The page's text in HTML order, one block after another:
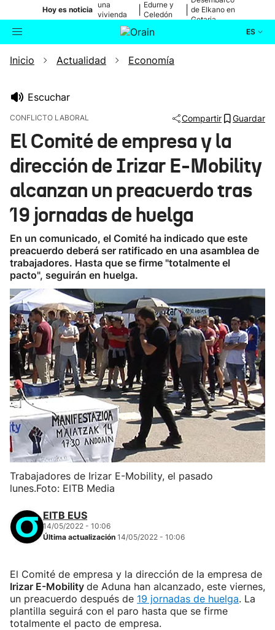
Hoy es noticia
una
vivienda
de Bilbao
Edurne y
Celedón
de Elkano en
Getaria
ES
Buscador Actualidad
Ikusmiran
Eguraldia
Inicio Actualidad Economía
Escuchar
CONFLICTO LABORAL Compartir Guardar
El Comité de empresa y la
dirección de Irizar E-Mobility
alcanzan un preacuerdo tras
19 jornadas de huelga
En un comunicado, el Comité ha indicado que este
preacuerdo deberá ser ratificado en una asamblea de
trabajadores. Hasta que se firme "totalmente el
pacto", seguirán en huelga.
Trabajadores de Irizar E-Mobility, el pasado
lunes.Foto: EITB Media
EITB EUS
14/05/2022 - 10:06
Última actualización 14/05/2022 - 10:06
El Comité de empresa y la dirección de la empresa de
Irizar E-Mobility de Aduna han alcanzado, este viernes,
un preacuerdo después de 19 jornadas de huelga. La
plantilla seguirá con el paro hasta que se firme
totalmente el pacto de empresa.